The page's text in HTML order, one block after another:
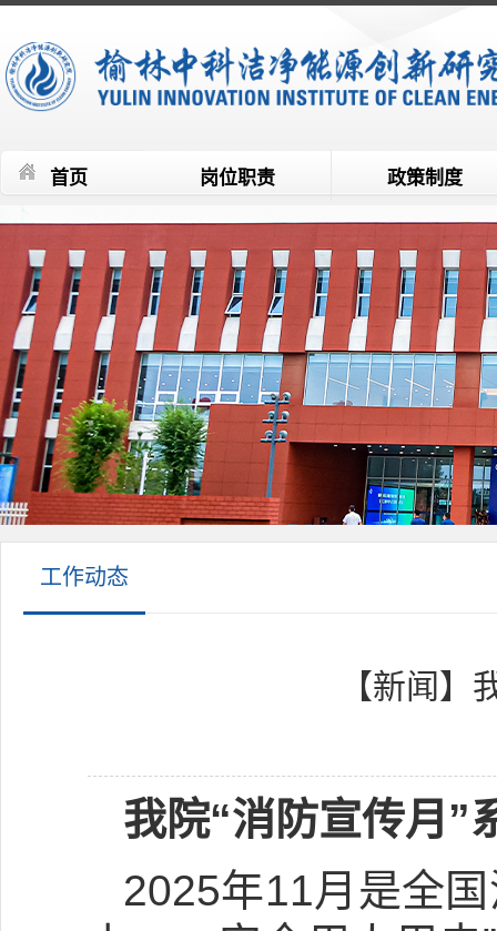
首页 岗位职责 政策制度
工作动态
【新闻】
我院“消防宣传月 ”
2025年11月是全